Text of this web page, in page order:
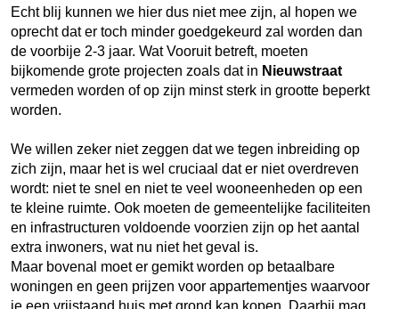
Echt blij kunnen we hier dus niet mee zijn, al hopen we
oprecht dat er toch minder goedgekeurd zal worden dan
de voorbije 2-3 jaar. Wat Vooruit betreft, moeten
bijkomende grote projecten zoals dat in Nieuwstraat
vermeden worden of op zijn minst sterk in grootte beperkt
worden.
We willen zeker niet zeggen dat we tegen inbreiding op
zich zijn, maar het is wel cruciaal dat er niet overdreven
wordt: niet te snel en niet te veel wooneenheden op een
te kleine ruimte. Ook moeten de gemeentelijke faciliteiten
en infrastructuren voldoende voorzien zijn op het aantal
extra inwoners, wat nu niet het geval is.
Maar bovenal moet er gemikt worden op betaalbare
woningen en geen prijzen voor appartementjes waarvoor
je een vrijstaand huis met grond kan kopen. Daarbij mag